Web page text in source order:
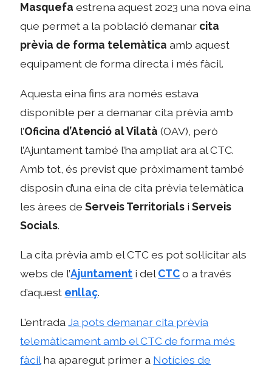
Masquefa estrena aquest 2023 una nova eina
que permet a la població demanar cita
prèvia de forma telemàtica amb aquest
equipament de forma directa i més fàcil.
Aquesta eina fins ara només estava
disponible per a demanar cita prèvia amb
l’Oficina d’Atenció al Vilatà(OAV), però
l’Ajuntament també l’ha ampliat ara al CTC.
Amb tot, és previst que pròximament també
disposin d’una eina de cita prèvia telemàtica
les àrees deServeis Territorials iServeis
Socials.
La cita prèvia amb el CTC es pot sol·licitar als
webs de l’Ajuntament i delCTCo a través
d’aquest enllaç.
L’entradaJa pots demanar cita prèvia
telemàticament amb el CTC de forma més
fàcil ha aparegut primer a Notícies de